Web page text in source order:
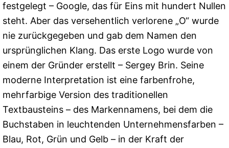
festgelegt – Google, das für Eins mit hundert Nullen
steht. Aber das versehentlich verlorene „O“ wurde
nie zurückgegeben und gab dem Namen den
ursprünglichen Klang. Das erste Logo wurde von
einem der Gründer erstellt – Sergey Brin. Seine
moderne Interpretation ist eine farbenfrohe,
mehrfarbige Version des traditionellen
Textbausteins – des Markennamens, bei dem die
Buchstaben in leuchtenden Unternehmensfarben –
Blau, Rot, Grün und Gelb – in der Kraft der